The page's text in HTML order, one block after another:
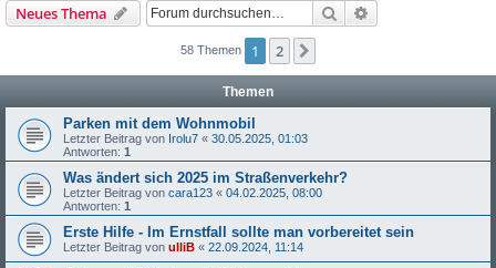
Neues Thema Suche
58 Themen 1 2
Themen
Parken mit dem Wohnmobil
Letzter Beitrag von Irolu7 « 30.05.2025, 01:03
Antworten: 1
Was ändert sich 2025 im Straßenverkehr?
Letzter Beitrag von cara123 « 04.02.2025, 08:00
Antworten: 1
Erste Hilfe - Im Ernstfall sollte man vorbereitet sein
Letzter Beitrag von ulliB « 22.09.2024, 11:14